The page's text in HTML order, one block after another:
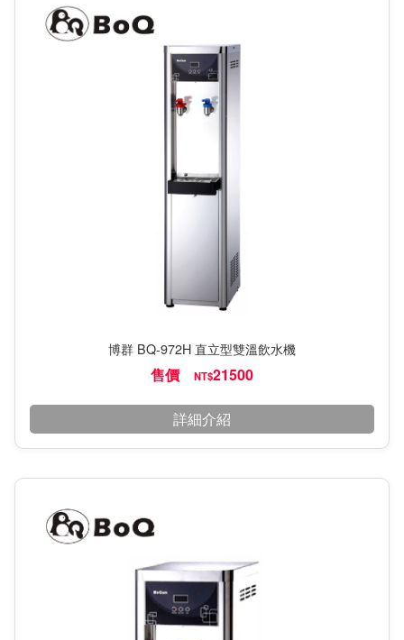
博群 BQ-972H 直立型雙溫飲水機
售價 NT$21500
詳細介紹